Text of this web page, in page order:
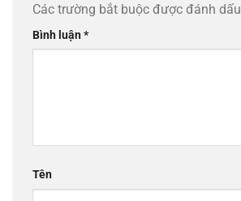
Các trường bắt buộc được đánh dấu
Bình luận*
Tên